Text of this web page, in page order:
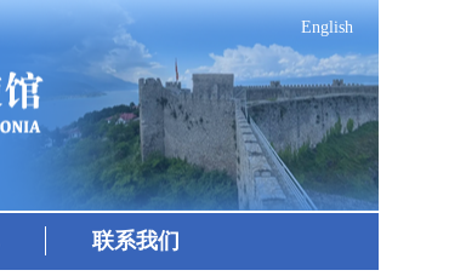
English
联系我们